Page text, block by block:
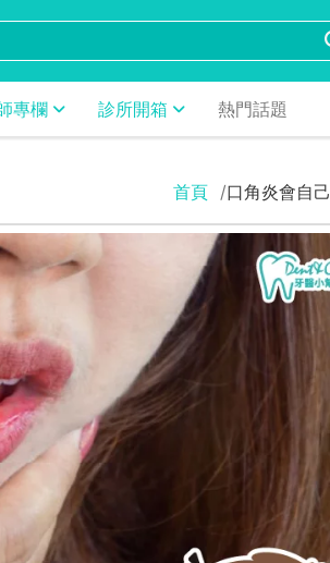
專欄 診所開箱 熱門話題
首頁 口角炎會自